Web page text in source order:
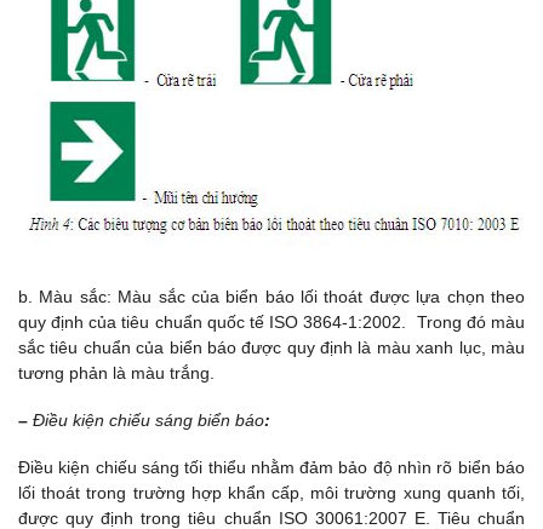
b. Màu sắc: Màu sắc của biển báo lối thoát được lựa chọn theo
quy định của tiêu chuẩn quốc tế ISO 3864-1:2002. Trong đó màu
sắc tiêu chuẩn của biển báo được quy định là màu xanh lục, màu
tương phản là màu trắng.
– Điều kiện chiếu sáng biển báo:
Điều kiện chiếu sáng tối thiểu nhằm đảm bảo độ nhìn rõ biển báo
lối thoát trong trường hợp khẩn cấp, môi trường xung quanh tối,
được quy định trong tiêu chuẩn ISO 30061:2007 E. Tiêu chuẩn